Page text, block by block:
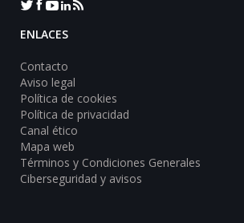
ENLACES
Contacto
Aviso legal
Política de cookies
Política de privacidad
Canal ético
Mapa web
Términos y Condiciones Generales
Ciberseguridad y avisos